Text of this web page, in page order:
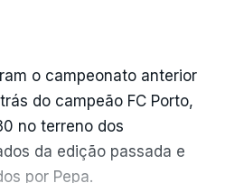
o campeonato anterior
do campeão FC Porto,
no terreno dos
da edição passada e
por Pepa.